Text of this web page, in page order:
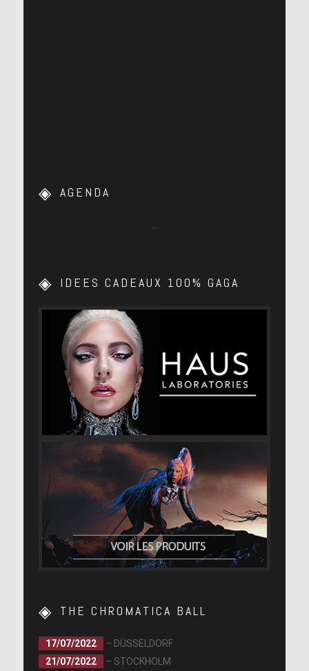
AGENDA
IDEES CADEAUX 100% GAGA
THE CHROMATICA BALL
17/07/2022
– DÜSSELDORF
21/07/2022
– STOCKHOLM